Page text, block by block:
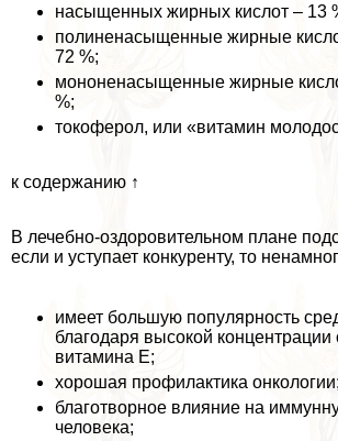
насыщенных жирных кислот – 13
полиненасыщенные жирные
72 %;
мононенасыщенные жирные
%;
токоферол, или «витамин
к содержанию ↑
В лечебно-оздоровительном плане
если и уступает конкуренту, то
имеет большую популярность
благодаря высокой
витамина Е;
хорошая профилактика oнкoлoгии;
благотворное влияние на
человека;